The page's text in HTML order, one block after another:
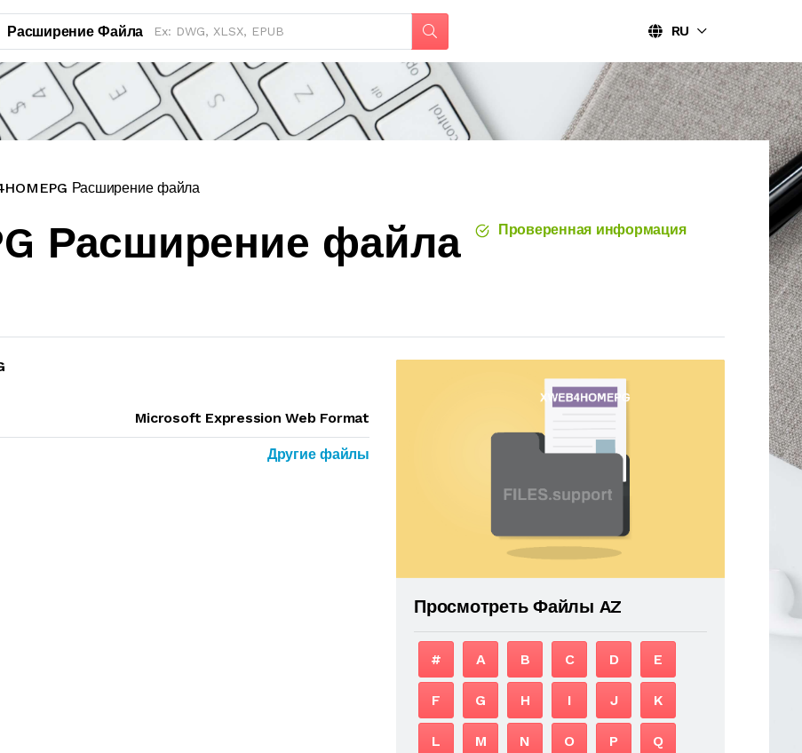
Расширение Файла RU
Расширение файла
Расширение файла Проверенная информация
Microsoft Expression Web Format
Другие файлы
Просмотреть Файлы AZ
# A B C D E
F G H I J K
L M N O P Q